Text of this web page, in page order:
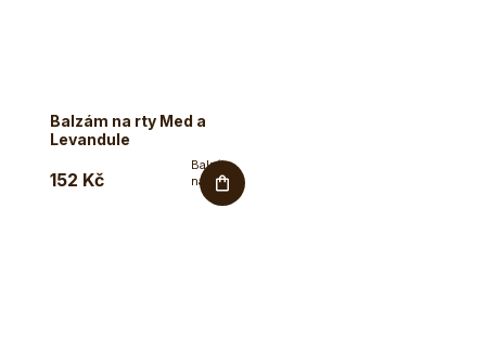
Balzám na rty Med a
Levandule
152 Kč
Balzám
na rty
Med a